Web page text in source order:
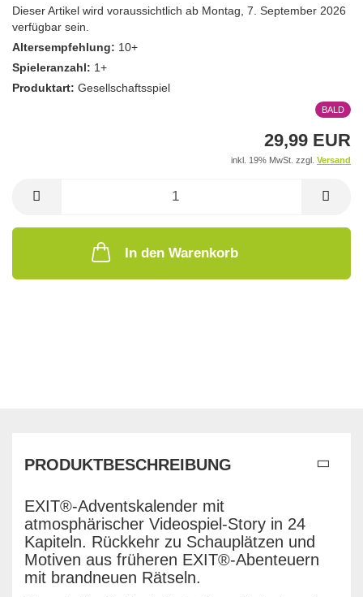
Dieser Artikel wird voraussichtlich ab Montag, 7. September 2026
verfügbar sein.
Altersempfehlung: 10+
Spieleranzahl: 1+
Produktart: Gesellschaftsspiel
BALD
29,99 EUR
inkl. 19% MwSt. zzgl. Versand
In den Warenkorb
PRODUKTBESCHREIBUNG
EXIT®-Adventskalender mit
atmosphärischer Videospiel-Story in 24
Kapiteln. Rückkehr zu Schauplätzen und
Motiven aus früheren EXIT®-Abenteuern
mit brandneuen Rätseln.